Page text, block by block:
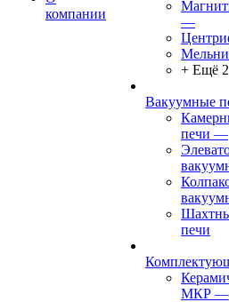
компании
—
+ Ещё 2
Вакуумные
печи —
печи
МКР —